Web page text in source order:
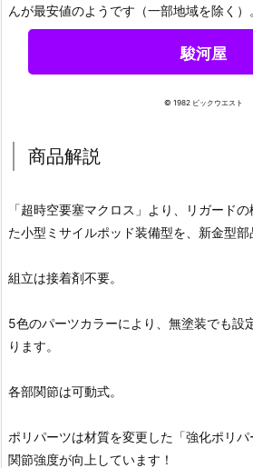
んが最安値のようです（一部地域を除く）
駿河屋
© 1982 ビックウエスト
商品解説
「超時空要塞マクロス」より、リガード
た小型ミサイルポッド装備型を、新金型部
組立は接着剤不要。
5色のパーツカラーにより、無塗装でも設
ります。
各部関節は可動式。
ポリパーツは材質を変更した「強化ポリパ
関節強度が向上しています！